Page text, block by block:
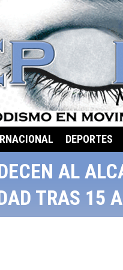
DEPORTES
AL
TRAS 15